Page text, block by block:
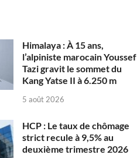
Himalaya : À 15 ans,
l’alpiniste marocain Youssef
Tazi gravit le sommet du
Kang Yatse II à 6.250 m
5 août 2026
HCP : Le taux de chômage
strict recule à 9,5% au
deuxième trimestre 2026